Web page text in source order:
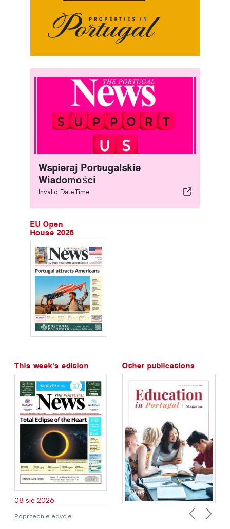
Wspieraj Portugalskie
Wiadomości
Invalid DateTime
EU Open
House 2026
This week's edition
08 sie 2026
Poprzednie edycje
Other publications
Previous
Next